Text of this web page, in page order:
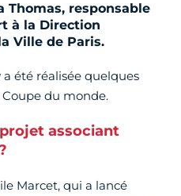
Thomas, responsable
à la Direction
Ville de Paris.
été réalisée quelques
du monde.
associant
Marcet, qui a lancé